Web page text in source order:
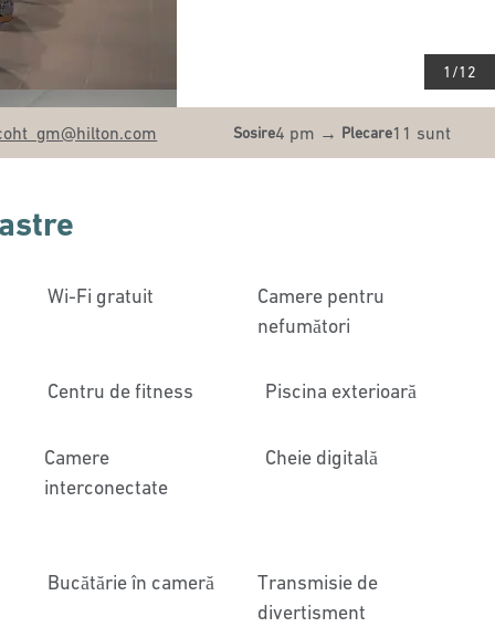
1 /12
@hilton.com Sosire4 pm → Plecare11 sunt
Wi-Fi gratuit
Camere pentru
nefumători
Centru de fitness Piscina exterioară
Camere
interconectate
Cheie digitală
Bucătărie în cameră
Transmisie de
divertisment